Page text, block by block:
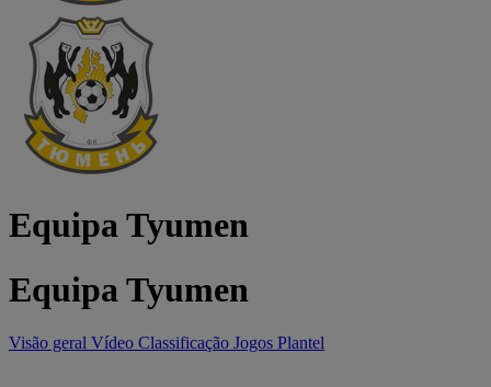
Equipa Tyumen
Equipa Tyumen
Visão geral Vídeo Classificação Jogos Plantel